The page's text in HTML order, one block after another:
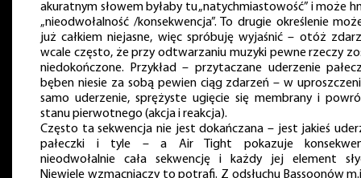
akuratnym słowem byłaby tu „natychmiastowość” i może
„nieodwołalność /konsekwencja”. To drugie określenie
już całkiem niejasne, więc spróbuję wyjaśnić – otóż
wcale często, że przy odtwarzaniu muzyki pewne rzeczy
niedokończone. Przykład – przytaczane uderzenie
bęben niesie za sobą pewien ciąg zdarzeń – w
samo uderzenie, sprężyste ugięcie się membrany i
stanu pierwotnego (akcja i reakcja).
Często ta sekwencja nie jest dokańczana – jest jakieś
pałeczki i tyle – a Air Tight pokazuje
nieodwołalnie cała sekwencję i każdy jej element
Niewiele wzmacniaczy to potrafi. Z odsłuchu Bassoonów